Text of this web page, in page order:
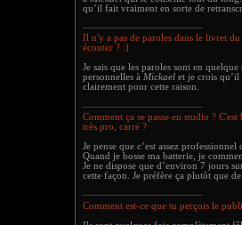
qu’il fait vraiment en sorte de
Il n'y a pas de paroles dans le livret
écouter ? :)
Je sais que les paroles sont en
personnelles à Mickael et je crois qu’il
clairement pour cette raison.
Comment ça se passe en studio ?
très pro, carré ?
Je pense que c’est assez
Quand je bosse ma batterie, je
Je ne dispose que d’environ 7 jours
cette façon. Je préfère ça plutôt que
Comment est-ce que tu perçois le